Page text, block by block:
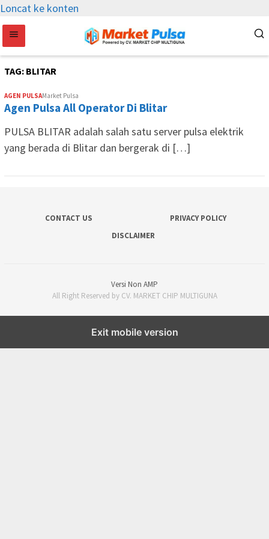
Loncat ke konten
TAG: BLITAR
AGEN PULSAMarket Pulsa
Agen Pulsa All Operator Di Blitar
PULSA BLITAR adalah salah satu server pulsa elektrik
yang berada di Blitar dan bergerak di […]
CONTACT US
PRIVACY POLICY
DISCLAIMER
Versi Non AMP
All Right Reserved by CV. MARKET CHIP MULTIGUNA
Exit mobile version